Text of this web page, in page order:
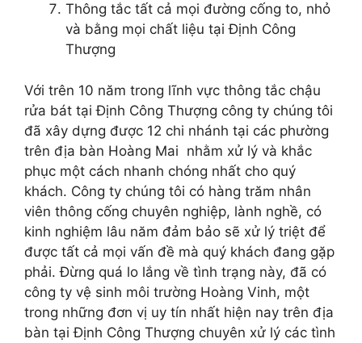
Thông tắc tất cả mọi đường cống to, nhỏ
và bằng mọi chất liệu tại Định Công
Thượng
Với trên 10 năm trong lĩnh vực thông tắc chậu
rửa bát tại Định Công Thượng công ty chúng tôi
đã xây dựng được 12 chi nhánh tại các phường
trên địa bàn Hoàng Mai nhằm xử lý và khắc
phục một cách nhanh chóng nhất cho quý
khách. Công ty chúng tôi có hàng trăm nhân
viên thông cống chuyên nghiệp, lành nghề, có
kinh nghiệm lâu năm đảm bảo sẽ xử lý triệt để
được tất cả mọi vấn đề mà quý khách đang gặp
phải. Đừng quá lo lắng về tình trạng này, đã có
công ty vệ sinh môi trường Hoàng Vinh, một
trong những đơn vị uy tín nhất hiện nay trên địa
bàn tại Định Công Thượng chuyên xử lý các tình